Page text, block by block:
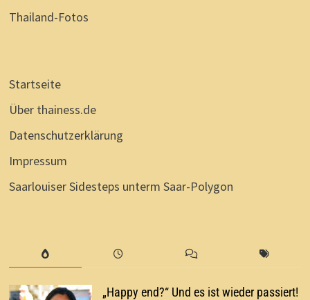
Thailand-Fotos
Startseite
Über thainess.de
Datenschutzerklärung
Impressum
Saarlouiser Sidesteps unterm Saar-Polygon
„Happy end?“ Und es ist wieder passiert!